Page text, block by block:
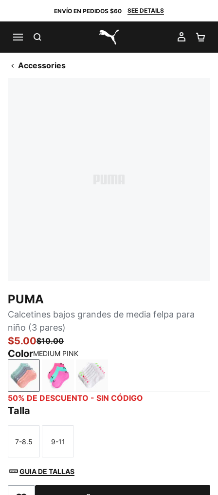
ENVÍO EN PEDIDOS $60 SEE DETAILS
PUMA.com
MI
Accessories
PUMA
Calcetines bajos grandes de media felpa para
niño (3 pares)
$5.00$10.00
ColorMEDIUM PINK
MEDIUM PINKBRIGHT PURPLEWHITE / BRIGHT
50% DE DESCUENTO - SIN CÓDIGO
Talla
Talla
7-8.5
Talla
9-11
GUIA DE TALLAS